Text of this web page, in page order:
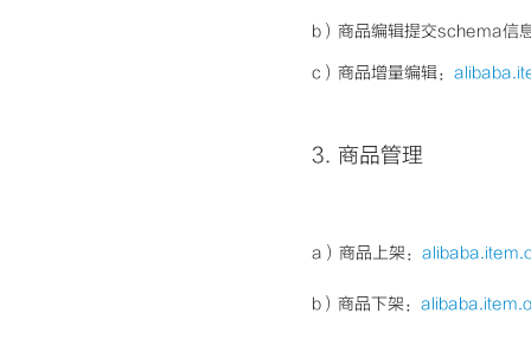
b）商品编辑提交schema信
c）商品增量编辑：
3. 商品管理
a）商品上架：
b）商品下架：